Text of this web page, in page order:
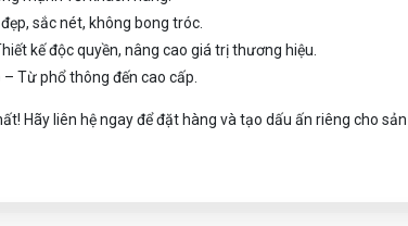
sắc nét, không bong tróc.
kế độc quyền, nâng cao giá trị thương hiệu.
Từ phổ thông đến cao cấp.
Hãy liên hệ ngay để đặt hàng và tạo dấu ấn riêng cho